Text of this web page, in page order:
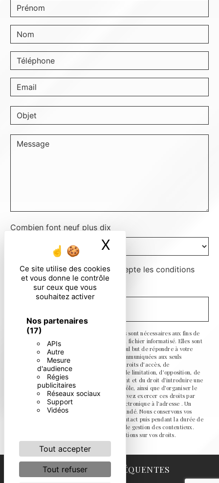
Ce site utilise des cookies
et vous donne le contrôle
sur ceux que vous
souhaitez activer
Nos partenaires
(17)
APIs
Autre
Mesure
d'audience
Régies
publicitaires
Réseaux sociaux
Support
Vidéos
Tout accepter
Tout refuser
X Masquer le
Combien font neuf plus dix
En cochant cette case, j'accepte les conditions
particulières ci-dessous **
** Les données personnelles communiquées sont nécessaires aux fins de
vous contacter et sont enregistrées dans un fichier informatisé. Elles sont
destinées à et ses sous-traitants dans le seul but de répondre à votre
message. Les données collectées seront communiquées aux seuls
destinataires suivants: . Vous disposez de droits d’accès, de
rectification, d’effacement, de portabilité, de limitation, d’opposition, de
retrait de votre consentement à tout moment et du droit d’introduire une
réclamation auprès d’une autorité de contrôle, ainsi que d’organiser le
sort de vos données post-mortem. Vous pouvez exercer ces droits par
voie postale à l'adresse ou par courrier électronique à l'adresse . Un
justificatif d'identité pourra vous être demandé. Nous conservons vos
données pendant la période de prise de contact puis pendant la durée de
prescription légale aux fins probatoires et de gestion des contentieux.
Consultez le site cnil.fr pour plus d’informations sur vos droits.
RECHERCHES FRÉQUENTES